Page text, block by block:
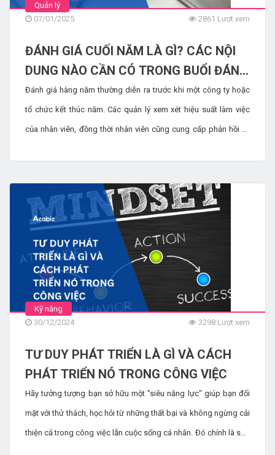
Quản lý
07/01/2025
2861 Lượt xem
ĐÁNH GIÁ CUỐI NĂM LÀ GÌ? CÁC NỘI
DUNG NÀO CẦN CÓ TRONG BUỔI ĐÁNH
GIÁ CUỐI NĂM
Đánh giá hàng năm thường diễn ra trước khi một công ty hoặc
tổ chức kết thúc năm. Các quản lý xem xét hiệu suất làm việc
của nhân viên, đồng thời nhân viên cũng cung cấp phản hồi và
tận dụng để cải thiện hoạt động, cùng những ý tưởng quan
trọng khác cho năm sắp tới. Trong bài viết này, chúng tôi sẽ
thảo luận về đánh giá hàng năm là gì, các mẹo để chuẩn bị cho
việc đánh giá và cách thực hiện quy trình này.
Kỹ năng
30/12/2024
3298 Lượt xem
TƯ DUY PHÁT TRIỂN LÀ GÌ VÀ CÁCH
PHÁT TRIỂN NÓ TRONG CÔNG VIỆC
Hãy tưởng tượng bạn sở hữu một "siêu năng lực" giúp bạn đối
mặt với thử thách, học hỏi từ những thất bại và không ngừng cải
thiện cả trong công việc lẫn cuộc sống cá nhân. Đó chính là sức